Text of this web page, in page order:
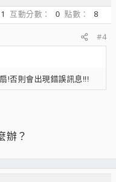
互動分數 0 點數
8
#4
!否則會出現錯誤訊息!!!
辦？